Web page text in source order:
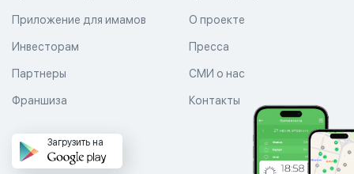
Приложение для имамов О проекте
Пресса
СМИ о нас
Контакты
Инвесторам
Партнеры
Франшиза
Загрузить на